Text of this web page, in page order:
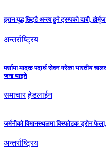
इरान युद्ध छिट्टै अन्त्य हुने ट्रम्पको दाबी,
अन्तर्राष्ट्रिय
पर्सामा मादक पदार्थ सेवन गरेका भारतीय
जना घाइते
समाचार हेडलाईन
जर्मनीको विमानस्थलमा विस्फोटक ड्रोन
अन्तर्राष्ट्रिय